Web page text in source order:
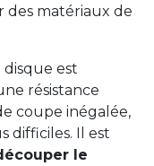
matériaux de
disque est
résistance
coupe inégalée,
difficiles. Il est
le